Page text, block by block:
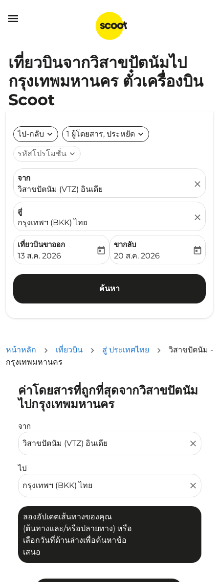

เที่ยวบินจากวิสาขปัตนัมไป
กรุงเทพมหานคร ตั๋วเครื่องบิน
Scoot
ไป-กลับ expand_more 1 ผู้โดยสาร, ประหยัด expand_more
รหัสโปรโมชั่น expand_more
จาก
วิสาขปัตนัม (VTZ) อินเดีย
close
สู่
กรุงเทพฯ (BKK) ไทย
close
เที่ยวบินขาออก
fc-booking-departure-date-aria-label
13 ส.ค. 2026
today
ขากลับ
fc-booking-return-date-
20 ส.ค. 2026
today
ค้นหา
หน้าหลัก เที่ยวบิน สู่ ประเทศไทย
วิสาขปัตนัม -
กรุงเทพมหานคร
ค่าโดยสารที่ถูกที่สุดจากวิสาขปัตนัม
ไปกรุงเทพมหานคร
จาก
close
ไป
close
ลองอัปเดตเส้นทางของคุณ
(ต้นทางและ/หรือปลายทาง) หรือ
เลือกวันที่ด้านล่างเพื่อค้นหาข้อ
เสนอ
ลองอัปเดตเส้นทางของคุณ (ต้นทางและ/หรือปลายทาง) หรื